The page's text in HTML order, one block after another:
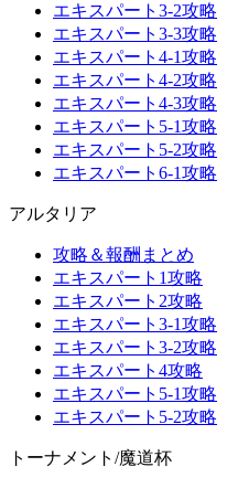
エキスパート3-2攻略
エキスパート3-3攻略
エキスパート4-1攻略
エキスパート4-2攻略
エキスパート4-3攻略
エキスパート5-1攻略
エキスパート5-2攻略
エキスパート6-1攻略
アルタリア
攻略＆報酬まとめ
エキスパート1攻略
エキスパート2攻略
エキスパート3-1攻略
エキスパート3-2攻略
エキスパート4攻略
エキスパート5-1攻略
エキスパート5-2攻略
トーナメント/魔道杯